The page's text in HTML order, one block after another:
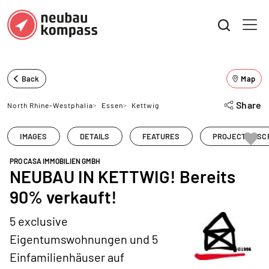
Back Map
North Rhine-Westphalia> Essen> Kettwig Share
IMAGES DETAILS FEATURES PROJECT
PRO CASA IMMOBILIEN GMBH
NEUBAU IN KETTWIG! Bereits
90% verkauft!
5 exclusive
Eigentumswohnungen und 5
Einfamilienhäuser auf